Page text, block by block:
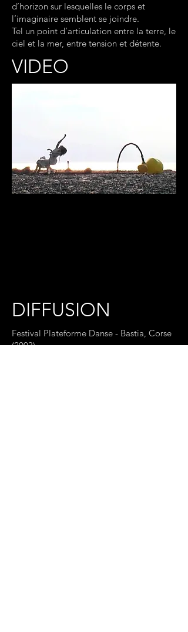
d’horizon sur lesquelles le corps et
l’imaginaire semblent se joindre.
Tel un point d’articulation entre la terre, le
ciel et la mer, entre tension et détente.
VIDEO
DIFFUSION
Festival Plateforme Danse - Bastia, Corse
(2003)